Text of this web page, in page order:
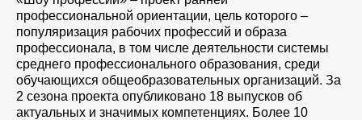
профессиональной ориентации, цель которого –
популяризация рабочих профессий и образа
профессионала, в том числе деятельности системы
среднего профессионального образования, среди
обучающихся общеобразовательных организаций. За
2 сезона проекта опубликовано 18 выпусков об
актуальных и значимых компетенциях. Более 10